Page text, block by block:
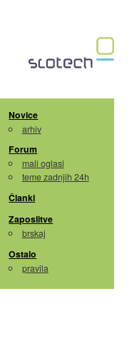
Novice
arhiv
Forum
mali oglasi
teme zadnjih 24h
Članki
Zaposlitve
brskaj
Ostalo
pravila